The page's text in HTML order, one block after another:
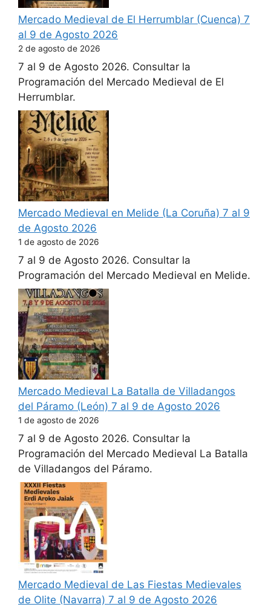
Mercado Medieval de El Herrumblar (Cuenca) 7
al 9 de Agosto 2026
2 de agosto de 2026
7 al 9 de Agosto 2026. Consultar la
Programación del Mercado Medieval de El
Herrumblar.
Mercado Medieval en Melide (La Coruña) 7 al 9
de Agosto 2026
1 de agosto de 2026
7 al 9 de Agosto 2026. Consultar la
Programación del Mercado Medieval en Melide.
Mercado Medieval La Batalla de Villadangos
del Páramo (León) 7 al 9 de Agosto 2026
1 de agosto de 2026
7 al 9 de Agosto 2026. Consultar la
Programación del Mercado Medieval La Batalla
de Villadangos del Páramo.
Mercado Medieval de Las Fiestas Medievales
de Olite (Navarra) 7 al 9 de Agosto 2026